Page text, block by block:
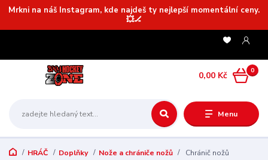
Mrkni na náš Instagram, kde najdeš ty nejlepší momentální ceny.
💥🏒
Menu
0
0,00 Kč
HRÁČ Doplňky Nože a chrániče nožů
Chránič nožů